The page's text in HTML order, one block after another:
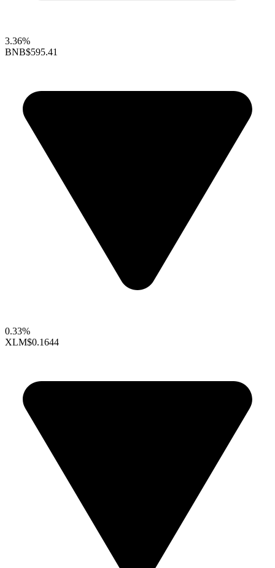
3.36%
BNB$595.41
0.33%
XLM$0.1644